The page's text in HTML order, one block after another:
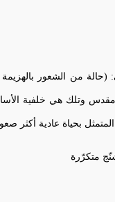
من الشعور
وتلك هي خلفية
بحياة عادية أكثر
متكرّرة